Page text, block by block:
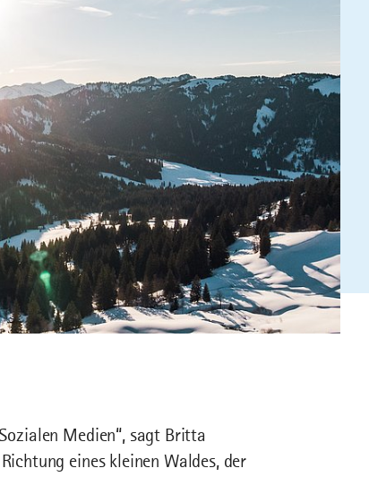
Medien“, sagt Britta
eines kleinen Waldes, der